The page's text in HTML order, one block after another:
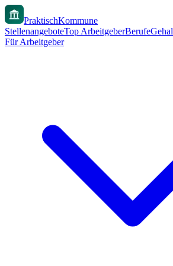
PraktischKommune
StellenangeboteTop ArbeitgeberBerufe
Für Arbeitgeber